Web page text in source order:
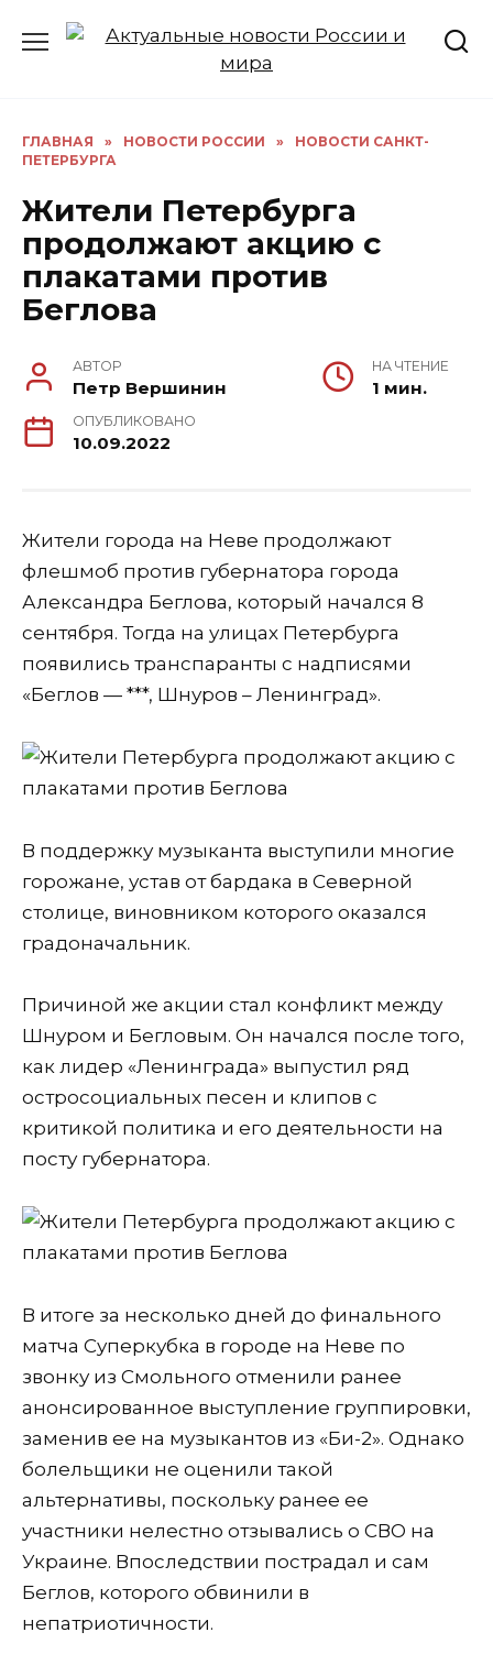
ГЛАВНАЯ » НОВОСТИ РОССИИ »
НОВОСТИ САНКТ-
ПЕТЕРБУРГА
Жители Петербурга
продолжают акцию с
плакатами против
Беглова
АВТОР
Петр Вершинин
НА ЧТЕНИЕ
1 мин.
ОПУБЛИКОВАНО
10.09.2022
Жители города на Неве продолжают
флешмоб против губернатора города
Александра Беглова, который начался 8
сентября. Тогда на улицах Петербурга
появились транспаранты с надписями
«Беглов — ***, Шнуров – Ленинград».
В поддержку музыканта выступили многие
горожане, устав от бардака в Северной
столице, виновником которого оказался
градоначальник.
Причиной же акции стал конфликт между
Шнуром и Бегловым. Он начался после того,
как лидер «Ленинграда» выпустил ряд
остросоциальных песен и клипов с
критикой политика и его деятельности на
посту губернатора.
В итоге за несколько дней до финального
матча Суперкубка в городе на Неве по
звонку из Смольного отменили ранее
анонсированное выступление группировки,
заменив ее на музыкантов из «Би-2». Однако
болельщики не оценили такой
альтернативы, поскольку ранее ее
участники нелестно отзывались о СВО на
Украине. Впоследствии пострадал и сам
Беглов, которого обвинили в
непатриотичности.